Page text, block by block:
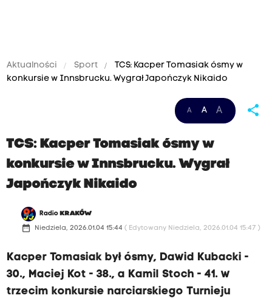
Aktualności Sport
TCS: Kacper Tomasiak ósmy w
konkursie w Innsbrucku. Wygrał Japończyk Nikaido
A A A share
TCS: Kacper Tomasiak ósmy w
konkursie w Innsbrucku. Wygrał
Japończyk Nikaido
Radio KRAKÓW
date_range Niedziela, 2026.01.04 15:44 ( Edytowany Niedziela, 2026.01.04 15:47 )
Kacper Tomasiak był ósmy, Dawid Kubacki -
30., Maciej Kot - 38., a Kamil Stoch - 41. w
trzecim konkursie narciarskiego Turnieju